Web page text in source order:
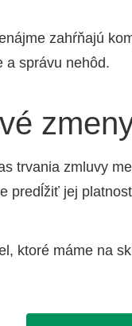
zahŕňa­jú
a sprá­vu nehôd.
trva­nia zmlu­vy
pre­dĺžiť jej
kto­ré máme na